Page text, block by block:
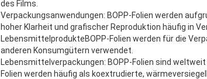
des Films.
Verpackungsanwendungen: BOPP-Folien werden
hoher Klarheit und grafischer Reproduktion häufig in
LebensmittelprodukteBOPP-Folien werden für die
anderen Konsumgütern verwendet.
Lebensmittelverpackungen: BOPP-Folien sind
Folien werden häufig als koextrudierte,